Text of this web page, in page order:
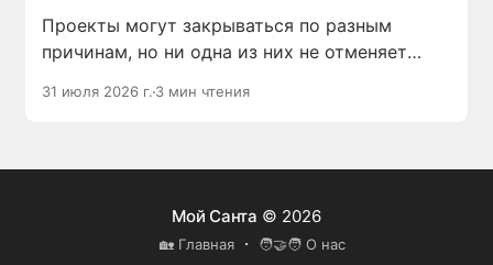
Проекты могут закрываться по разным
причинам, но ни одна из них не отменяет
31 июля 2026 г. 3 мин чтения
Мой Санта © 2026
🏡 Главная 🧑‍🤝‍🧑 О нас